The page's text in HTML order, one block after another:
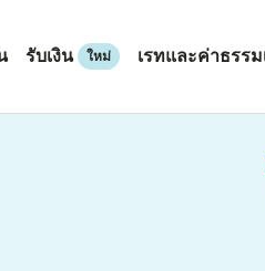
รับเงิน ใหม่ เรทและค่าธรรม